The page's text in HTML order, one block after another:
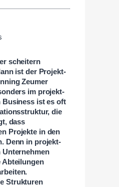
scheitern
ist der Projekt-
Zeumer
im projekt-
Business ist es oft
die
dass
Projekte in den
Denn in projekt-
Unternehmen
Abteilungen
Strukturen